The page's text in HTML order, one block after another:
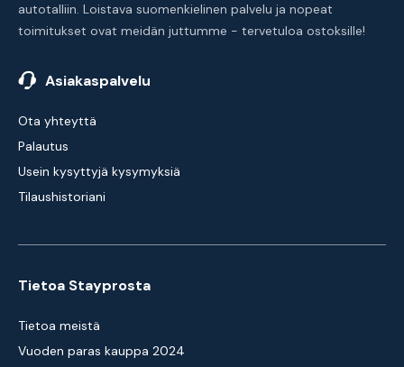
autotalliin. Loistava suomenkielinen palvelu ja nopeat
toimitukset ovat meidän juttumme - tervetuloa ostoksille!
Asiakaspalvelu
Ota yhteyttä
Palautus
Usein kysyttyjä kysymyksiä
Tilaushistoriani
Tietoa Stayprosta
Tietoa meistä
Vuoden paras kauppa 2024